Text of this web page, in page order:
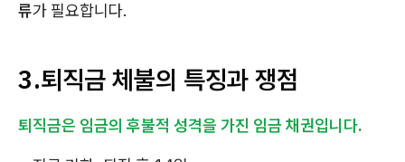
류가 필요합니다.
3.퇴직금 체불의 특징과 쟁점
퇴직금은 임금의 후불적 성격을 가진 임금 채권입니다.